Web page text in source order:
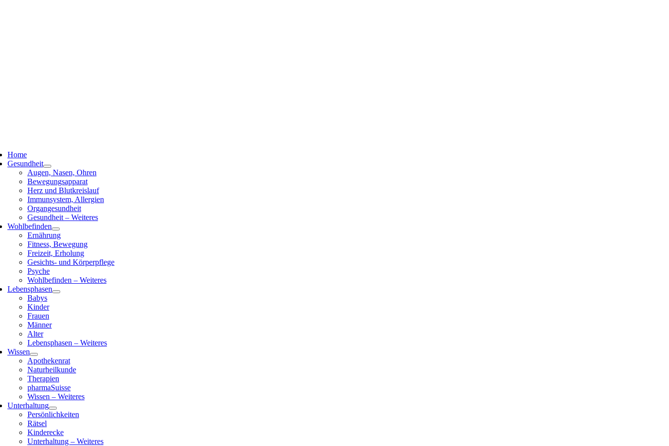
Home
Gesundheit
Augen, Nasen, Ohren
Bewegungsapparat
Herz und Blutkreislauf
Immunsystem, Allergien
Organgesundheit
Gesundheit – Weiteres
Wohlbefinden
Ernährung
Fitness, Bewegung
Freizeit, Erholung
Gesichts- und Körperpflege
Psyche
Wohlbefinden – Weiteres
Lebensphasen
Babys
Kinder
Frauen
Männer
Alter
Lebensphasen – Weiteres
Wissen
Apothekenrat
Naturheilkunde
Therapien
pharmaSuisse
Wissen – Weiteres
Unterhaltung
Persönlichkeiten
Rätsel
Kinderecke
Unterhaltung – Weiteres